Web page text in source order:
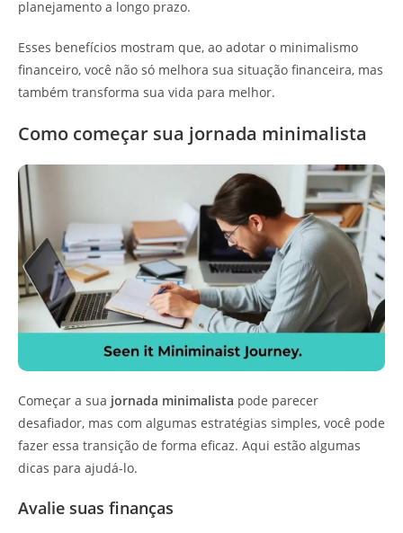
planejamento a longo prazo.
Esses benefícios mostram que, ao adotar o minimalismo
financeiro, você não só melhora sua situação financeira, mas
também transforma sua vida para melhor.
Como começar sua jornada minimalista
Começar a sua jornada minimalista pode parecer
desafiador, mas com algumas estratégias simples, você pode
fazer essa transição de forma eficaz. Aqui estão algumas
dicas para ajudá-lo.
Avalie suas finanças